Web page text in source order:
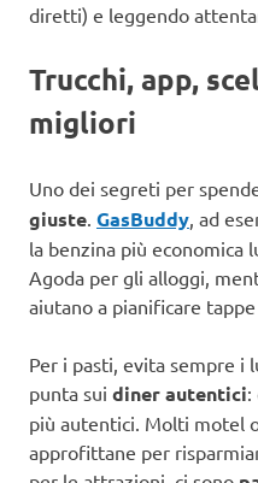
diretti) e leggendo
Trucchi, app,
migliori
Uno dei segreti per
giuste GasBuddy , ad
la benzina più economica
Agoda per gli alloggi,
aiutano a pianificare
Per i pasti, evita sempre i
punta sui diner autentici:
più autentici. Molti motel
approfittane per